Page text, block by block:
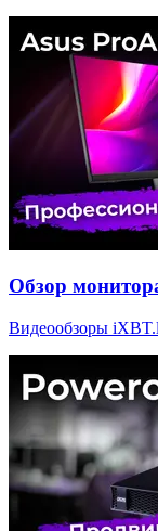
Обзор
Видеообзоры